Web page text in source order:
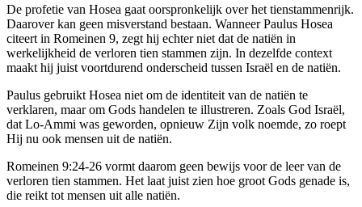
De profetie van Hosea gaat oorspronkelijk over het tienstammenrijk.
Daarover kan geen misverstand bestaan. Wanneer Paulus Hosea
citeert in Romeinen 9, zegt hij echter niet dat de natiën in
werkelijkheid de verloren tien stammen zijn. In dezelfde context
maakt hij juist voortdurend onderscheid tussen Israël en de natiën.
Paulus gebruikt Hosea niet om de identiteit van de natiën te
verklaren, maar om Gods handelen te illustreren. Zoals God Israël,
dat Lo-Ammi was geworden, opnieuw Zijn volk noemde, zo roept
Hij nu ook mensen uit de natiën.
Romeinen 9:24-26 vormt daarom geen bewijs voor de leer van de
verloren tien stammen. Het laat juist zien hoe groot Gods genade is,
die reikt tot mensen uit alle natiën.